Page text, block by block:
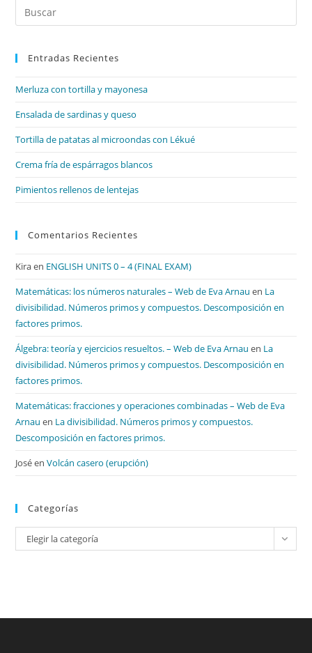
Entradas Recientes
Merluza con tortilla y mayonesa
Ensalada de sardinas y queso
Tortilla de patatas al microondas con Lékué
Crema fría de espárragos blancos
Pimientos rellenos de lentejas
Comentarios Recientes
Kiraen ENGLISH UNITS 0 – 4 (FINAL EXAM)
Matemáticas: los números naturales – Web de Eva Arnau en La
divisibilidad. Números primos y compuestos. Descomposición en
factores primos.
Álgebra: teoría y ejercicios resueltos. – Web de Eva Arnau en La
divisibilidad. Números primos y compuestos. Descomposición en
factores primos.
Matemáticas: fracciones y operaciones combinadas – Web de Eva
Arnau en La divisibilidad. Números primos y compuestos.
Descomposición en factores primos.
JoséenVolcán casero (erupción)
Categorías
Categorías
Elegir la categoría